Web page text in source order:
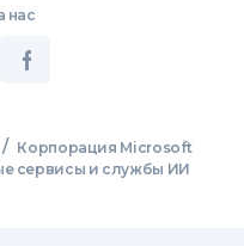
нас
/ Корпорация Microsoft
сервисы и службы ИИ